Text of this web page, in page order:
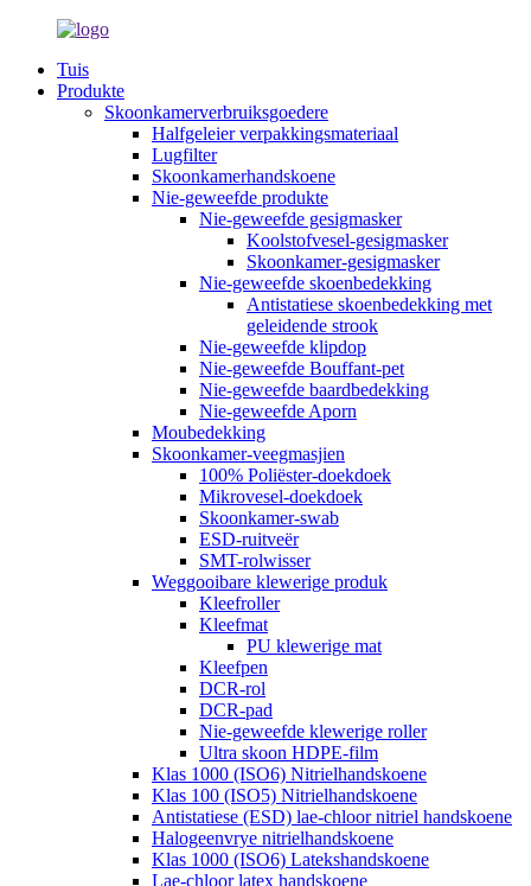
Tuis
Produkte
Skoonkamerverbruiksgoedere
Halfgeleier verpakkingsmateriaal
Lugfilter
Skoonkamerhandskoene
Nie-geweefde produkte
Nie-geweefde gesigmasker
Koolstofvesel-gesigmasker
Skoonkamer-gesigmasker
Nie-geweefde skoenbedekking
Antistatiese skoenbedekking met
geleidende strook
Nie-geweefde klipdop
Nie-geweefde Bouffant-pet
Nie-geweefde baardbedekking
Nie-geweefde Aporn
Moubedekking
Skoonkamer-veegmasjien
100% Poliëster-doekdoek
Mikrovesel-doekdoek
Skoonkamer-swab
ESD-ruitveër
SMT-rolwisser
Weggooibare klewerige produk
Kleefroller
Kleefmat
PU klewerige mat
Kleefpen
DCR-rol
DCR-pad
Nie-geweefde klewerige roller
Ultra skoon HDPE-film
Klas 1000 (ISO6) Nitrielhandskoene
Klas 100 (ISO5) Nitrielhandskoene
Antistatiese (ESD) lae-chloor nitriel handskoene
Halogeenvrye nitrielhandskoene
Klas 1000 (ISO6) Latekshandskoene
Lae-chloor latex handskoene